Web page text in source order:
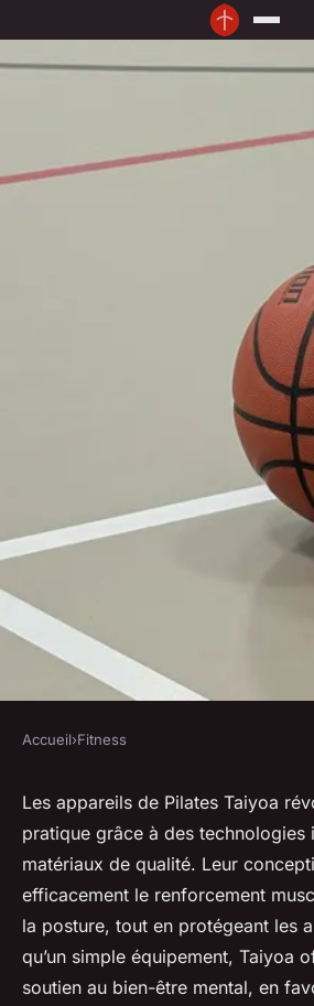
Découvrez les
appareils de
François•22 octobre 2025•7 min de
Accueil›Fitness
Les appareils de Pilates Taiyoa
pratique grâce à des technologies
matériaux de qualité. Leur
efficacement le renforcement
la posture, tout en protégeant les
qu’un simple équipement, Taiyoa
soutien au bien-être mental, en